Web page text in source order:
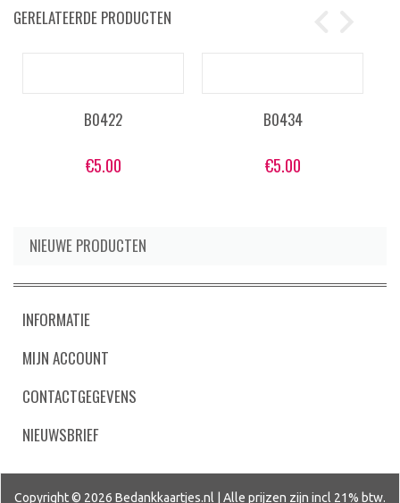
GERELATEERDE PRODUCTEN
B0422
€5.00
B0434
€5.00
NIEUWE PRODUCTEN
INFORMATIE
MIJN ACCOUNT
CONTACTGEGEVENS
NIEUWSBRIEF
Copyright © 2026 Bedankkaartjes.nl | Alle prijzen zijn incl 21% btw.